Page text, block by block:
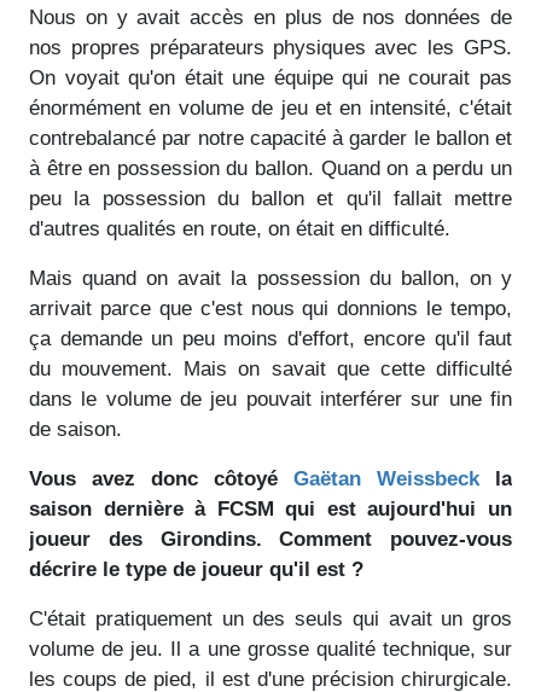
Nous on y avait accès en plus de nos données de
nos propres préparateurs physiques avec les GPS.
On voyait qu'on était une équipe qui ne courait pas
énormément en volume de jeu et en intensité, c'était
contrebalancé par notre capacité à garder le ballon et
à être en possession du ballon. Quand on a perdu un
peu la possession du ballon et qu'il fallait mettre
d'autres qualités en route, on était en difficulté.
Mais quand on avait la possession du ballon, on y
arrivait parce que c'est nous qui donnions le tempo,
ça demande un peu moins d'effort, encore qu'il faut
du mouvement. Mais on savait que cette difficulté
dans le volume de jeu pouvait interférer sur une fin
de saison.
Vous avez donc côtoyé Gaëtan Weissbeck la
saison dernière à FCSM qui est aujourd'hui un
joueur des Girondins. Comment pouvez-vous
décrire le type de joueur qu'il est ?
C'était pratiquement un des seuls qui avait un gros
volume de jeu. Il a une grosse qualité technique, sur
les coups de pied, il est d'une précision chirurgicale.